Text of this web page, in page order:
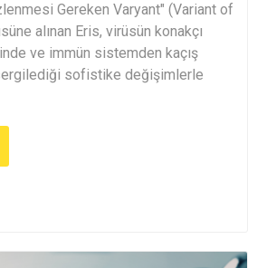
Gereken Varyant" (Variant of
alınan Eris, virüsün konakçı
ve immün sistemden kaçış
sofistike değişimlerle